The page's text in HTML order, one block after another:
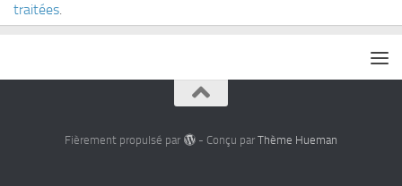
traitées.
Fièrement propulsé par - Conçu par Thème Hueman